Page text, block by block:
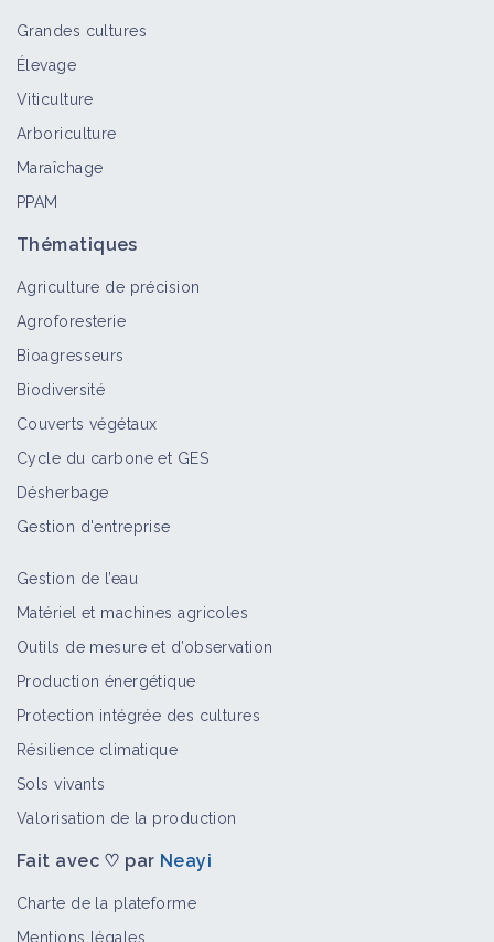
Grandes cultures
Élevage
Viticulture
Arboriculture
Maraîchage
PPAM
Thématiques
Agriculture de précision
Agroforesterie
Bioagresseurs
Biodiversité
Couverts végétaux
Cycle du carbone et GES
Désherbage
Gestion d'entreprise
Gestion de l’eau
Matériel et machines agricoles
Outils de mesure et d’observation
Production énergétique
Protection intégrée des cultures
Résilience climatique
Sols vivants
Valorisation de la production
Fait avec ♡ par Neayi
Charte de la plateforme
Mentions légales